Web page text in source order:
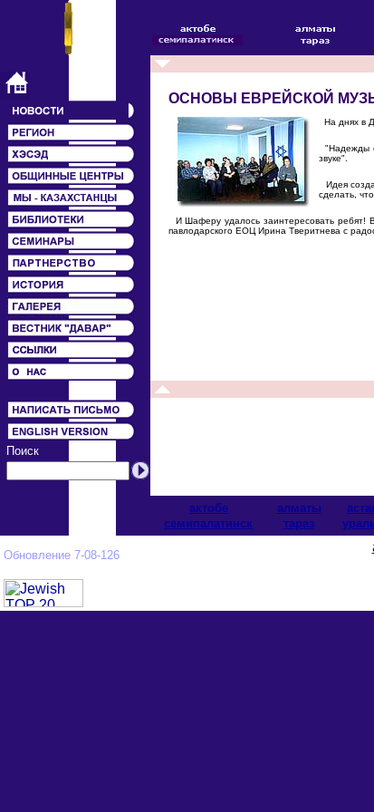
Поиск
ОСНОВЫ ЕВРЕЙСКОЙ
На днях в
"Надежды
звуке".
Идея
сделать,
И Шаферу удалось заинтересовать ребят!
павлодарского ЕОЦ Ирина Тверитнева с
актобе алматы
cемипалатинск
тараз
Обновление 7-08-126